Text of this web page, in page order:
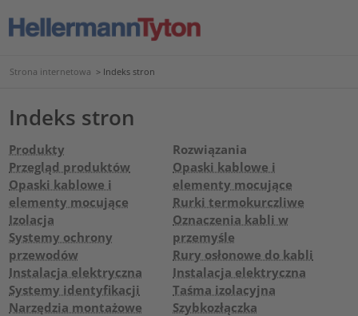
Strona internetowa > Indeks stron
Indeks stron
Produkty
Przegląd produktów
Opaski kablowe i
elementy mocujące
Izolacja
Systemy ochrony
przewodów
Instalacja elektryczna
Systemy identyfikacji
Narzędzia montażowe
Rozwiązania
Opaski kablowe i
elementy mocujące
Rurki termokurczliwe
Oznaczenia kabli w
przemyśle
Rury osłonowe do kabli
Instalacja elektryczna
Taśma izolacyjna
Szybkozłączka